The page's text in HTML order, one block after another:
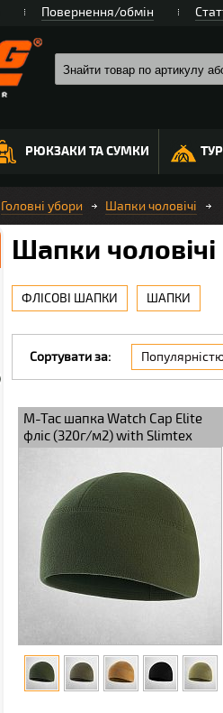
Повернення/обмін
РЮКЗАКИ ТА СУМКИ
Головні убори Шапки чоловічі
Шапки чоловічі
ФЛІСОВІ ШАПКИ ШАПКИ
Сортувати за:
M-Tac шапка Watch Cap Elite
фліс (320г/м2) with Slimtex
Army Olive